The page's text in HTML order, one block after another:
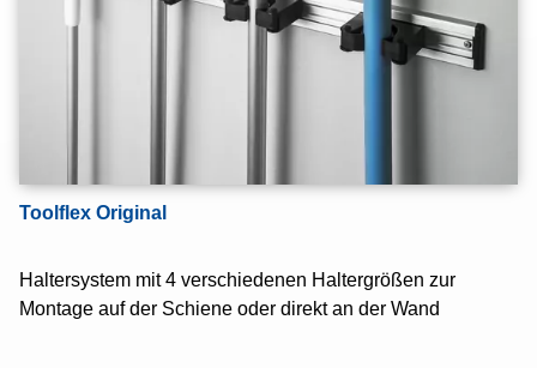
Kontakt
Impressum
Toolflex Original
Haltersystem mit 4 verschiedenen Haltergrößen zur
Montage auf der Schiene oder direkt an der Wand